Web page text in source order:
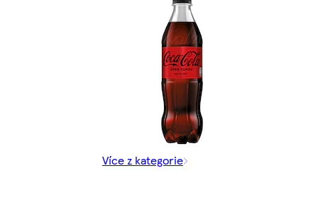
Více z kategorie